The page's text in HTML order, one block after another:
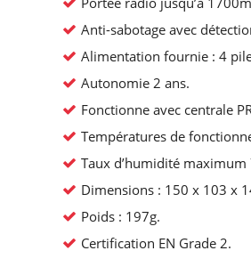
Anti-sabotage avec
Alimentation fournie : 4
Autonomie 2 ans.
Fonctionne avec centrale
Températures de
Taux d’humidité maximum
Dimensions : 150 x 103 x
Poids : 197g.
Certification EN Grade 2.